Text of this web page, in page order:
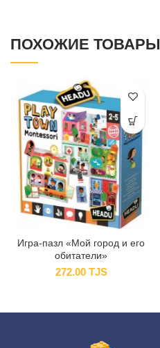
ПОХОЖИЕ ТОВАРЫ
Игра-пазл «Мой город и его
обитатели»
272.00 TJS